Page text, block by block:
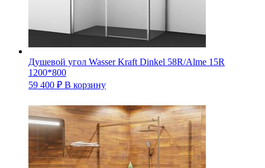
Душевой угол Wasser Kraft Dinkel 58R/Alme 15R
1200*800
59 400 ₽ В корзину